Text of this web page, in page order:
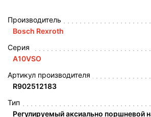
Производитель
Bosch Rexroth
Серия
A10VSO
Артикул производителя
R902512183
Тип
Регулируемый аксиально поршневой